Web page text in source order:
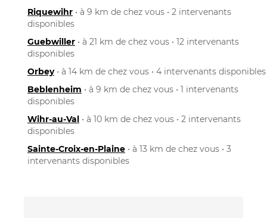
Riquewihr • à 9 km de chez vous • 2 intervenants
disponibles
Guebwiller • à 21 km de chez vous • 12 intervenants
disponibles
Orbey• à 14 km de chez vous • 4 intervenants disponibles
Beblenheim • à 9 km de chez vous • 1 intervenants
disponibles
Wihr-au-Val • à 10 km de chez vous • 2 intervenants
disponibles
Sainte-Croix-en-Plaine • à 13 km de chez vous • 3
intervenants disponibles